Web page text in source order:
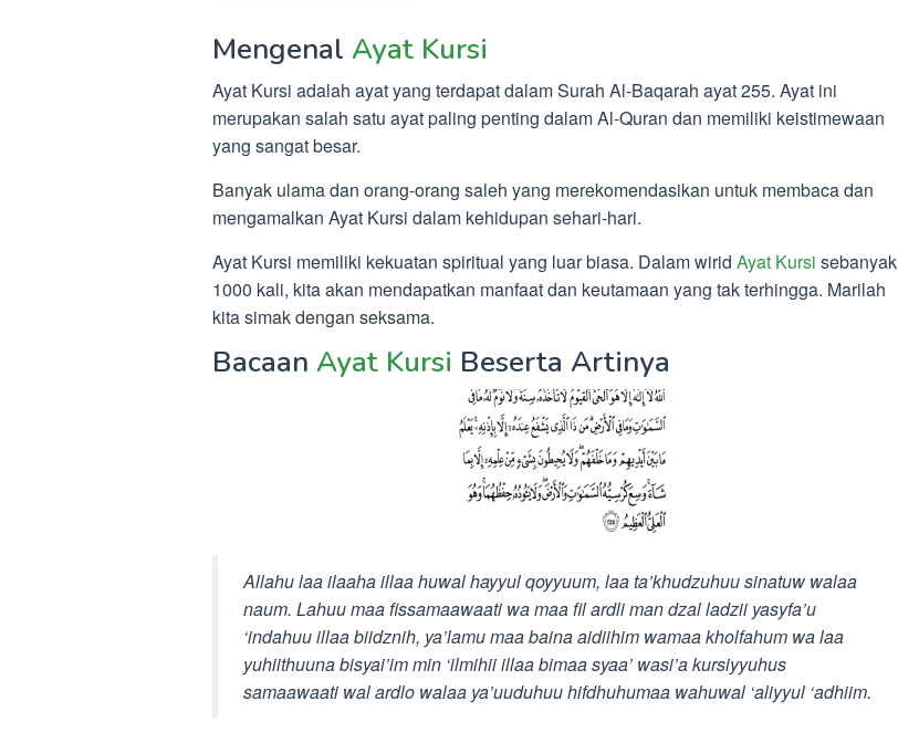
Mengenal Ayat Kursi
Ayat Kursi adalah ayat yang terdapat dalam Surah Al-Baqarah ayat 255. Ayat ini
merupakan salah satu ayat paling penting dalam Al-Quran dan memiliki keistimewaan
yang sangat besar.
Banyak ulama dan orang-orang saleh yang merekomendasikan untuk membaca dan
mengamalkan Ayat Kursi dalam kehidupan sehari-hari.
Ayat Kursi memiliki kekuatan spiritual yang luar biasa. Dalam wirid Ayat Kursi sebanyak
1000 kali, kita akan mendapatkan manfaat dan keutamaan yang tak terhingga. Marilah
kita simak dengan seksama.
Bacaan Ayat Kursi Beserta Artinya
Allahu laa ilaaha illaa huwal hayyul qoyyuum, laa ta’khudzuhuu sinatuw walaa
naum. Lahuu maa fissamaawaati wa maa fil ardli man dzal ladzii yasyfa’u
‘indahuu illaa biidznih, ya’lamu maa baina aidiihim wamaa kholfahum wa laa
yuhiithuuna bisyai’im min ‘ilmihii illaa bimaa syaa’ wasi’a kursiyyuhus
samaawaati wal ardlo walaa ya’uuduhuu hifdhuhumaa wahuwal ‘aliyyul ‘adhiim.